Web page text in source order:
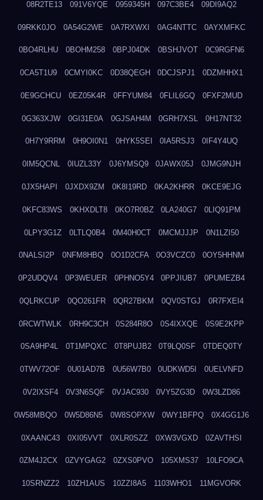
08R2TE13 091V6YQE 0959345H 097C3BE4 09DI9AQ2
09RKK0JO 0A54G2WE 0A7RXWXI 0AG4NTTC 0AYXMFKC
0BO4RLHU 0BOHM258 0BPJ04DK 0BSHJVOT 0C9RGFN6
0CA5T1U9 0CMYI0KC 0D38QEGH 0DCJSPJ1 0DZMHHX1
0E9GCHCU 0EZ05K4R 0FFYUM84 0FLIL6GQ 0FXF2MUD
0G363XJW 0GI31E0A 0GJSAH4M 0GRH7XSL 0H17NT32
0H7Y9RRM 0H9OI0N1 0HYK5SEI 0IA5RSJ3 0IF4Y4UQ
0IM5QCNL 0IUZL33Y 0J6YMSQ9 0JAWX05J 0JMG9NJH
0JX5HAPI 0JXDX9ZM 0K8I19RD 0KA2KHRR 0KCE9EJG
0KFC83WS 0KHXDLT8 0KO7R0BZ 0LA240G7 0LIQ91PM
0LPY3G1Z 0LTLQ0B4 0M40H0CT 0MCMJJJP 0N1LZI50
0NALSI2P 0NFM8HBQ 0O1D2CFA 0O3VCZC0 0OY5HHNM
0P2UDQV4 0P3WEUER 0PHNO5Y4 0PPJIUB7 0PUMEZB4
0QLRKCUP 0QO261FR 0QR27BKM 0QV0STGJ 0R7FXEI4
0RCWTWLK 0RH9C3CH 0S284R8O 0S4IXXQE 0S9E2KPP
0SA9HP4L 0T1MPQXC 0T8PUJB2 0T9LQ0SF 0TDEQ0TY
0TWV72OF 0U01AD7B 0U56W7B0 0UDKWD5I 0UELVNFD
0V2IXSF4 0V3N6SQF 0VJAC930 0VY5ZG3D 0W3LZD86
0W58MBQO 0W5D86N5 0W8SOPXW 0WY1BFPQ 0X4GG1J6
0XAANC43 0XI05VVT 0XLR0SZZ 0XW3VGXD 0ZAVTHSI
0ZM4J2CX 0ZVYGAG2 0ZXS0PVO 105XMS37 10LFO9CA
10SRNZZ2 10ZH1AUS 10ZZI8A5 1103WHO1 11MGVORK